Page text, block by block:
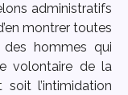
administratifs
montrer toutes
des hommes qui
volontaire de la
l’intimidation